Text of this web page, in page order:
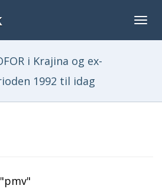
i Krajina og ex-
1992 til idag